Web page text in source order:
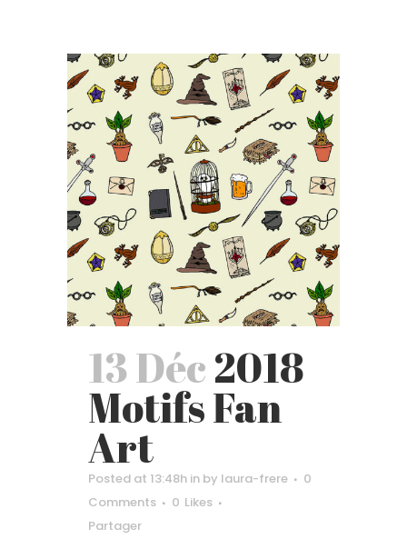
13 Déc2018
Motifs Fan
Art
Posted at 13:48h in by laura-frere
0
Comments
0 Likes
Partager